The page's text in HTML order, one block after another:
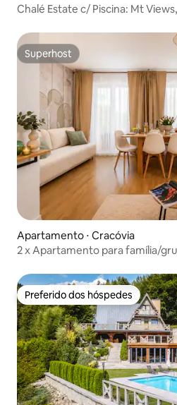
Chalé Estate c/ Piscina: Mt
Superhost
Superhost
Apartamento ⋅ Cracóvia
2 x Apartamento para família/
Preferido dos hóspedes
Preferido dos hóspedes